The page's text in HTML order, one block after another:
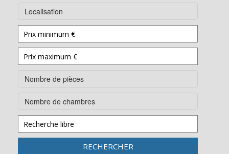
Localisation
Nombre de pièces
Nombre de chambres
RECHERCHER